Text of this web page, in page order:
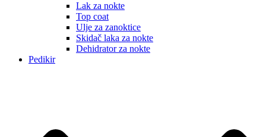
Lak za nokte
Top coat
Ulje za zanoktice
Skidač laka za nokte
Dehidrator za nokte
Pedikir